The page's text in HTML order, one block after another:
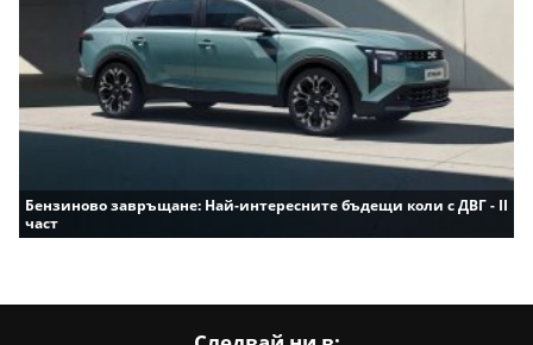
Бензиново завръщане: Най-интересните бъдещи коли с ДВГ - II
част